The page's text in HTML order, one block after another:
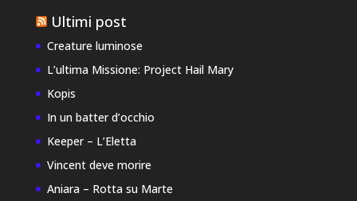
Ultimi post
Creature luminose
L’ultima Missione: Project Hail Mary
Kopis
In un batter d’occhio
Keeper – L’Eletta
Vincent deve morire
Aniara – Rotta su Marte